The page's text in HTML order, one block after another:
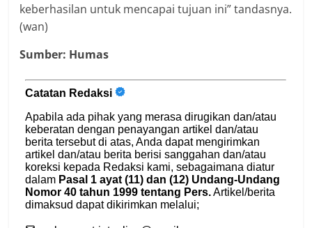
keberhasilan untuk mencapai tujuan ini” tandasnya.
(wan)
Sumber: Humas